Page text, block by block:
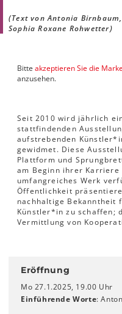
(Text von Antonia
Sophia Roxane Rohwetter)
Bitte akzeptieren Sie die
anzusehen.
Seit 2010 wird jährlich
stattfindenden
aufstrebenden
gewidmet. Diese
Plattform und
am Beginn ihrer
umfangreiches Werk
Öffentlichkeit
nachhaltige Bekanntheit
Künstler*in zu schaffen;
Vermittlung von
Eröffnung
Mo 27.1.2025, 19.00 Uhr
Einführende Worte: